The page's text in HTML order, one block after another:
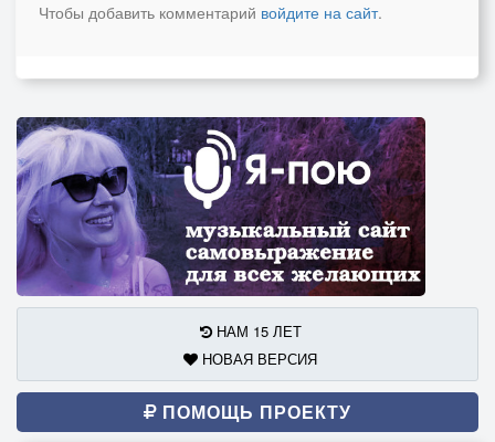
Чтобы добавить комментарий войдите на сайт.
НАМ 15 ЛЕТ
НОВАЯ ВЕРСИЯ
ПОМОЩЬ ПРОЕКТУ